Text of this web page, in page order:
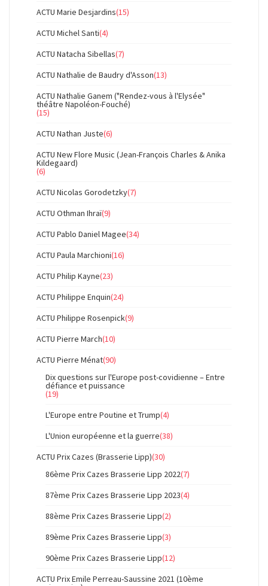
ACTU Marie Desjardins(15)
ACTU Michel Santi(4)
ACTU Natacha Sibellas(7)
ACTU Nathalie de Baudry d'Asson(13)
ACTU Nathalie Ganem ("Rendez-vous à l'Elysée"
théâtre Napoléon-Fouché)
(15)
ACTU Nathan Juste(6)
ACTU New Flore Music (Jean-François Charles & Anika
Kildegaard)
(6)
ACTU Nicolas Gorodetzky(7)
ACTU Othman Ihraï(9)
ACTU Pablo Daniel Magee(34)
ACTU Paula Marchioni(16)
ACTU Philip Kayne(23)
ACTU Philippe Enquin(24)
ACTU Philippe Rosenpick(9)
ACTU Pierre March(10)
ACTU Pierre Ménat(90)
Dix questions sur l'Europe post-covidienne – Entre
défiance et puissance
(19)
L'Europe entre Poutine et Trump(4)
L'Union européenne et la guerre(38)
ACTU Prix Cazes (Brasserie Lipp)(30)
86ème Prix Cazes Brasserie Lipp 2022(7)
87ème Prix Cazes Brasserie Lipp 2023(4)
88ème Prix Cazes Brasserie Lipp(2)
89ème Prix Cazes Brasserie Lipp(3)
90ème Prix Cazes Brasserie Lipp(12)
ACTU Prix Emile Perreau-Saussine 2021 (10ème